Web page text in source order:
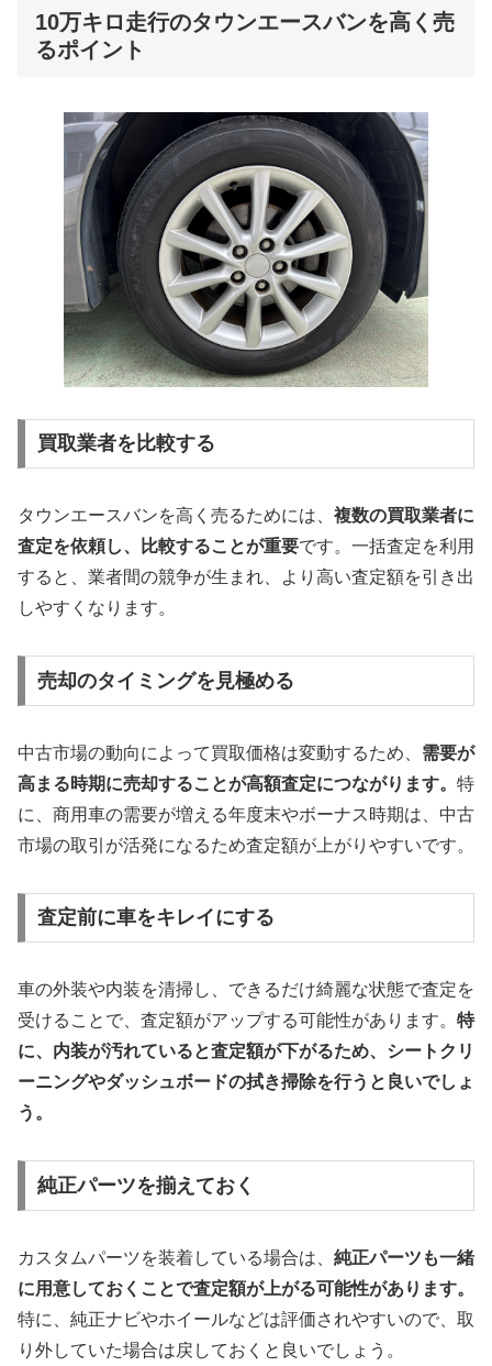
10万キロ走行のタウンエースバンを高く売
るポイント
買取業者を比較する
タウンエースバンを高く売るためには、 複数の買取業者に
査定を依頼し、比較することが重要です。一括査定を利用
すると、業者間の競争が生まれ、より高い査定額を引き出
しやすくなります。
売却のタイミングを見極める
中古市場の動向によって買取価格は変動するため、 需要が
高まる時期に売却することが高額査定につながります。 特
に、商用車の需要が増える年度末やボーナス時期は、中古
市場の取引が活発になるため査定額が上がりやすいです。
査定前に車をキレイにする
車の外装や内装を清掃し、できるだけ綺麗な状態で査定を
受けることで、査定額がアップする可能性があります。 特
に、内装が汚れていると査定額が下がるため、シートクリ
ーニングやダッシュボードの拭き掃除を行うと良いでしょ
う。
純正パーツを揃えておく
カスタムパーツを装着している場合は、 純正パーツも一緒
に用意しておくことで査定額が上がる可能性があります。
特に、純正ナビやホイールなどは評価されやすいので、取
り外していた場合は戻しておくと良いでしょう。